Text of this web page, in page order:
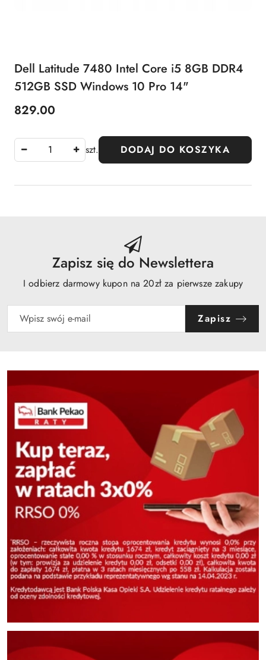
Dell Latitude 7480 Intel Core i5 8GB DDR4
512GB SSD Windows 10 Pro 14"
Cena:
829.00
szt. DODAJ DO KOSZYKA
Zapisz się do Newslettera
I odbierz darmowy kupon na 20zł za pierwsze zakupy
Zapisz